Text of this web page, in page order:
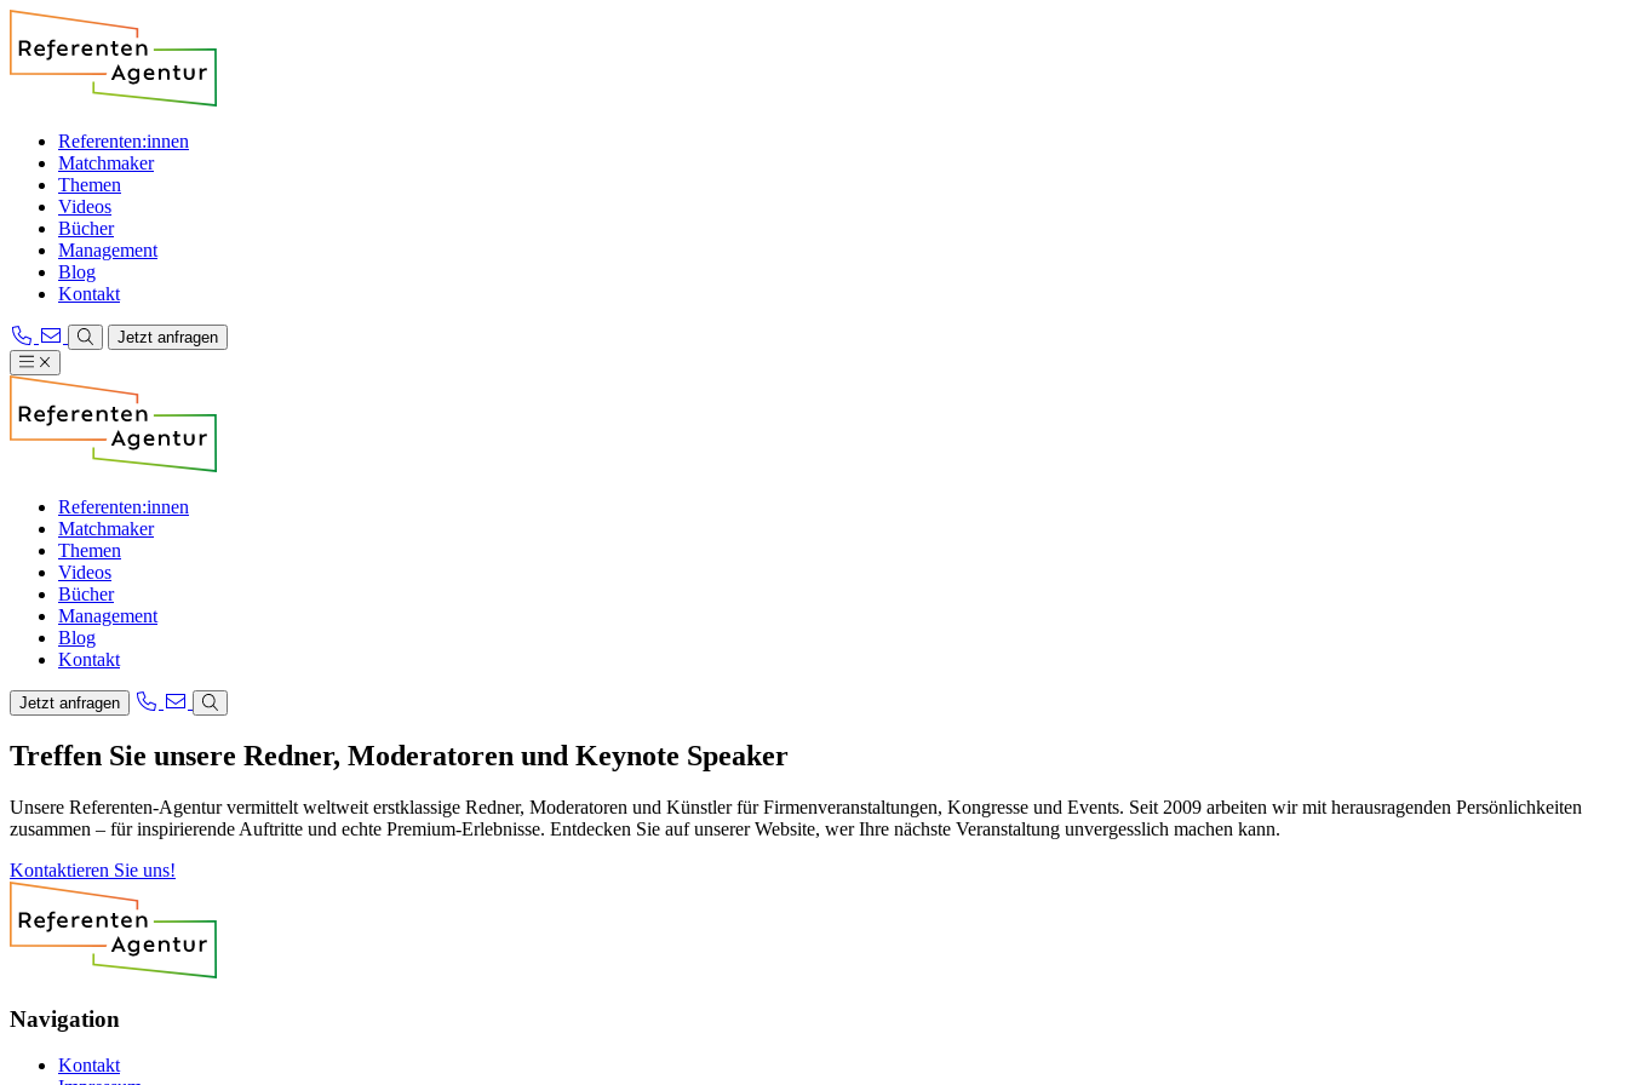
Referenten:innen
Matchmaker
Themen
Videos
Bücher
Management
Blog
Kontakt
Jetzt anfragen
Referenten:innen
Matchmaker
Themen
Videos
Bücher
Management
Blog
Kontakt
Jetzt anfragen
Treffen Sie unsere Redner, Moderatoren und Keynote Speaker
Unsere Referenten-Agentur vermittelt weltweit erstklassige Redner, Moderatoren und Künstler für Firmenveranstaltungen, Kongresse und Events. Seit 2009 arbeiten wir mit herausragenden Persönlichkeiten
zusammen – für inspirierende Auftritte und echte Premium-Erlebnisse. Entdecken Sie auf unserer Website, wer Ihre nächste Veranstaltung unvergesslich machen kann.
Kontaktieren Sie uns!
Navigation
Kontakt